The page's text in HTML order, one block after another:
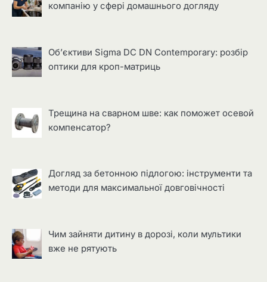
компанію у сфері домашнього догляду
Об’єктиви Sigma DC DN Contemporary: розбір
оптики для кроп-матриць
Трещина на сварном шве: как поможет осевой
компенсатор?
Догляд за бетонною підлогою: інструменти та
методи для максимальної довговічності
Чим зайняти дитину в дорозі, коли мультики
вже не рятують